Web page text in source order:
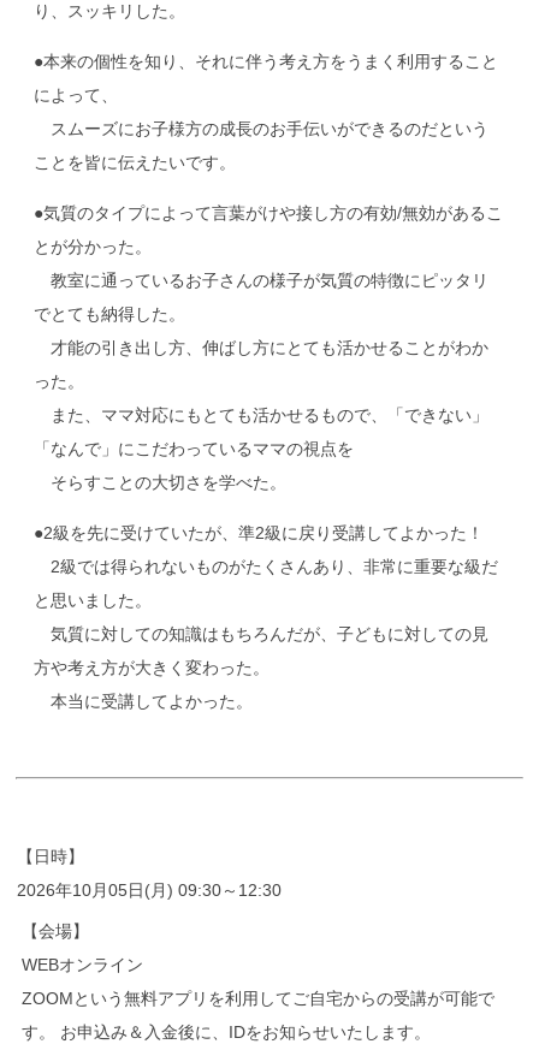
り、スッキリした。
●本来の個性を知り、それに伴う考え方をうまく利用すること
によって、
スムーズにお子様方の成長のお手伝いができるのだという
ことを皆に伝えたいです。
●気質のタイプによって言葉がけや接し方の有効/無効があるこ
とが分かった。
教室に通っているお子さんの様子が気質の特徴にピッタリ
でとても納得した。
才能の引き出し方、伸ばし方にとても活かせることがわか
った。
また、ママ対応にもとても活かせるもので、「できない」
「なんで」にこだわっているママの視点を
そらすことの大切さを学べた。
●2級を先に受けていたが、準2級に戻り受講してよかった！
2級では得られないものがたくさんあり、非常に重要な級だ
と思いました。
気質に対しての知識はもちろんだが、子どもに対しての見
方や考え方が大きく変わった。
本当に受講してよかった。
【日時】
2026年10月05日(月) 09:30～12:30
【会場】
WEBオンライン
ZOOMという無料アプリを利用してご自宅からの受講が可能で
す。 お申込み＆入金後に、IDをお知らせいたします。